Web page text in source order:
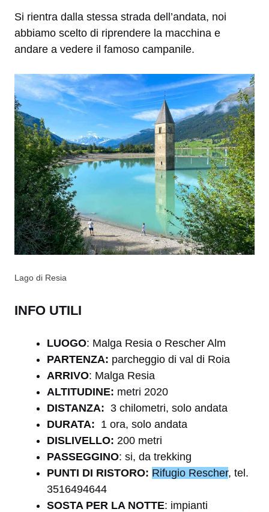
Si rientra dalla stessa strada dell’andata, noi
abbiamo scelto di riprendere la macchina e
andare a vedere il famoso campanile.
Lago di Resia
INFO UTILI
LUOGO: Malga Resia o Rescher Alm
PARTENZA: parcheggio di val di Roia
ARRIVO: Malga Resia
ALTITUDINE: metri 2020
DISTANZA: 3 chilometri, solo andata
DURATA: 1 ora, solo andata
DISLIVELLO: 200 metri
PASSEGGINO: si, da trekking
PUNTI DI RISTORO: Rifugio Rescher, tel.
3516494644
SOSTA PER LA NOTTE: impianti